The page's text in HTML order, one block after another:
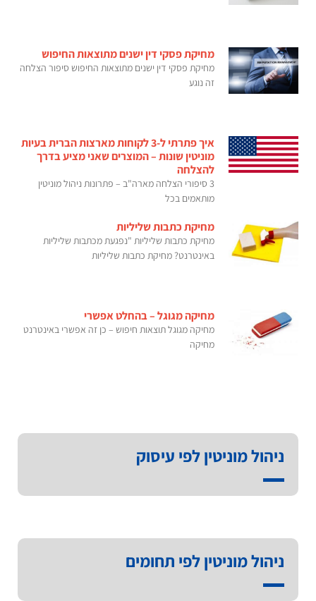
מחיקת פסקי דין ישנים מתוצאות החיפוש
מחיקת פסקי דין ישנים מתוצאות החיפוש סיפור הצלחה
זה נוגע
איך פתרתי ל-3 לקוחות מארצות הברית בעיות
מוניטין שונות – המוצרים שאני מציע בדרך
להצלחה
3 סיפורי הצלחה מארה"ב – פתרונות ניהול מוניטין
מותאמים בכל
מחיקת כתבות שליליות
מחיקת כתבות שליליות "נפגעת מכתבות שליליות
באינטרנט? מחיקת כתבות שליליות
מחיקה מגוגל – בהחלט אפשרי
מחיקה מגוגל תוצאות חיפוש – כן זה אפשרי באינטרנט
מחיקה
ניהול מוניטין לפי עיסוק
ניהול מוניטין לפי תחומים